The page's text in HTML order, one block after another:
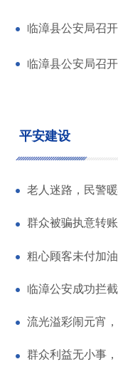
临漳县公安局召
临漳县公安局召
平安建设
老人迷路，民警
群众被骗执意转
粗心顾客未付加
临漳公安成功拦
流光溢彩闹元宵
群众利益无小事